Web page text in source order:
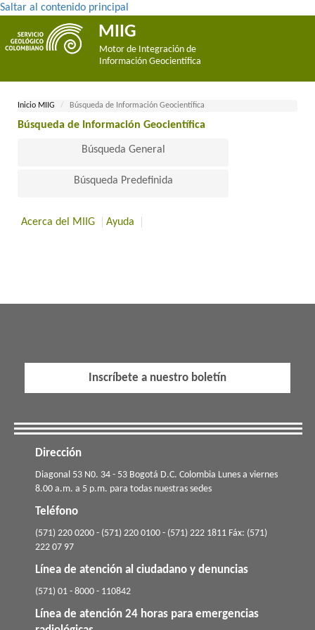
Saltar al contenido principal
MIIG
Motor de Integración de
Información Geocientífica
Inicio MII​​​G Búsqueda de Información Geocientífica
Búsqueda de Información Geocientífica​
Búsqueda General
Búsqueda Predefinida
Acerca del MIIG Ayuda
Inscríbete a nuestro boletín
Dirección
​​​Diagonal 53 N0. 34 - 53 Bogotá D.C. Colombia Lunes a viernes
8.00 a.m. a 5 p.m. para todas nuestras sedes
Teléfono
(571) 220 0200 - (571) 220 0100 - (571) 222 1811 Fáx: (571)
222 07 97
Línea de atención al ciudadano y denuncias
(571) 01 - 8000 - 110842
Línea de atención 24 horas para emergencias